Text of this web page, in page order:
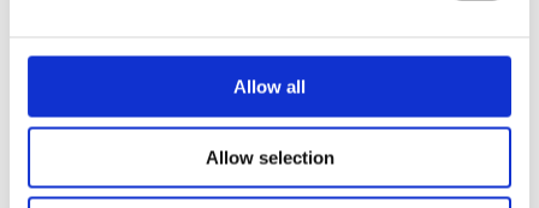
Allow all
Allow selection